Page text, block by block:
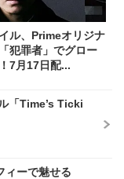
ル、Primeオリジナ
犯罪者」でグロー
7月17日配...
「Time’s Ticki
ィーで魅せる